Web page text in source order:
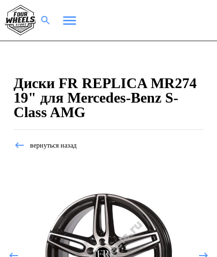
Диски FR REPLICA MR274
19" для Mercedes-Benz S-
Class AMG
вернуться назад